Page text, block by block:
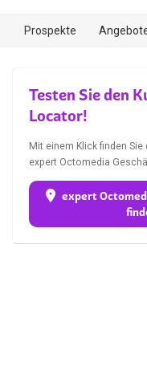
Prospekte
Testen Sie den
Locator!
Mit einem Klick finden
expert Octomedia